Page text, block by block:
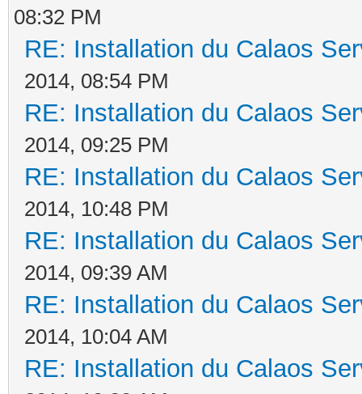
08:32 PM
RE: Installation du Calaos
2014, 08:54 PM
RE: Installation du Calaos
2014, 09:25 PM
RE: Installation du Calaos
2014, 10:48 PM
RE: Installation du Calaos
2014, 09:39 AM
RE: Installation du Calaos
2014, 10:04 AM
RE: Installation du Calaos